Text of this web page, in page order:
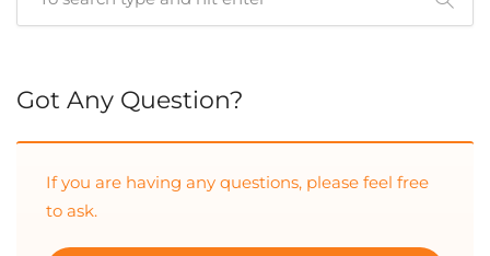
Got Any Question?
If you are having any questions, please feel free
to ask.